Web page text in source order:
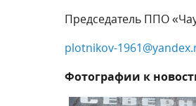
Председатель ППО
plotnikov-
Фотографии к